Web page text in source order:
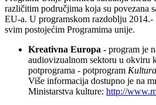
različitim područjima koja su povezana
EU-a. U programskom razdoblju 2014.-
svim postojećim Programima unije.
Kreativna Europa - program je
audiovizualnom sektoru u okviru
potprograma - potprogram Kultura
Više informacija dostupno je na
Ministarstva kulture: http://